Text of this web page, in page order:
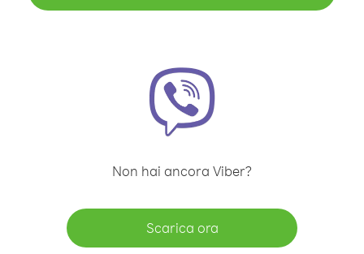
Non hai ancora Viber?
Scarica ora